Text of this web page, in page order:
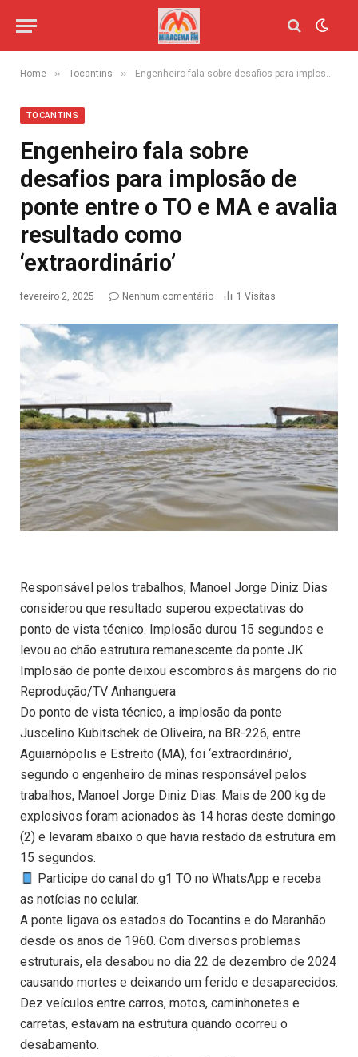
Home » Tocantins » Engenheiro fala sobre desafios para implosão de ponte entre o TO e MA e avalia resultado como ‘extraordinário’
TOCANTINS
Engenheiro fala sobre
desafios para implosão de
ponte entre o TO e MA e avalia
resultado como
‘extraordinário’
fevereiro 2, 2025 Nenhum comentário 1 Visitas
Responsável pelos trabalhos, Manoel Jorge Diniz Dias
considerou que resultado superou expectativas do
ponto de vista técnico. Implosão durou 15 segundos e
levou ao chão estrutura remanescente da ponte JK.
Implosão de ponte deixou escombros às margens do rio
Reprodução/TV Anhanguera
Do ponto de vista técnico, a implosão da ponte
Juscelino Kubitschek de Oliveira, na BR-226, entre
Aguiarnópolis e Estreito (MA), foi ‘extraordinário’,
segundo o engenheiro de minas responsável pelos
trabalhos, Manoel Jorge Diniz Dias. Mais de 200 kg de
explosivos foram acionados às 14 horas deste domingo
(2) e levaram abaixo o que havia restado da estrutura em
15 segundos.
Participe do canal do g1 TO no WhatsApp e receba
as notícias no celular.
A ponte ligava os estados do Tocantins e do Maranhão
desde os anos de 1960. Com diversos problemas
estruturais, ela desabou no dia 22 de dezembro de 2024
causando mortes e deixando um ferido e desaparecidos.
Dez veículos entre carros, motos, caminhonetes e
carretas, estavam na estrutura quando ocorreu o
desabamento.